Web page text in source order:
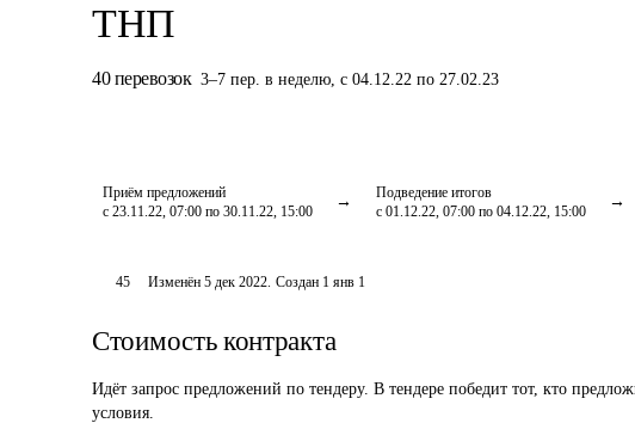
ТНП
40 перевозок 3–7 пер. в неделю, с 04.12.22 по 27.02.23
Приём предложений
с 23.11.22, 07:00 по 30.11.22, 15:00
Подведение итогов
с 01.12.22, 07:00 по 04.12.22, 15:00
45 Изменён5 дек 2022. Создан 1 янв 1
Стоимость контракта
Идёт запрос предложений по тендеру. В тендере победит тот, кто
условия.